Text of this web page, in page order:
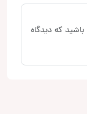
که دیدگاه